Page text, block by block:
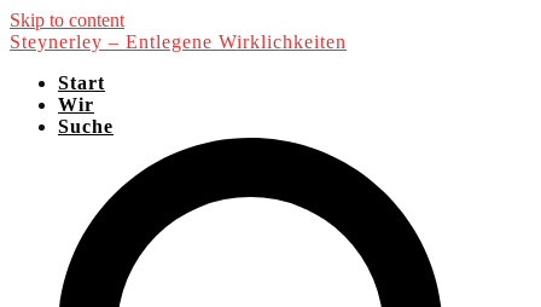
Skip to content
Steynerley – Entlegene Wirklichkeiten
Start
Wir
Suche